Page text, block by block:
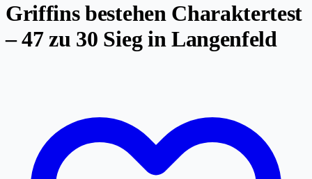
Griffins bestehen Charaktertest
– 47 zu 30 Sieg in Langenfeld